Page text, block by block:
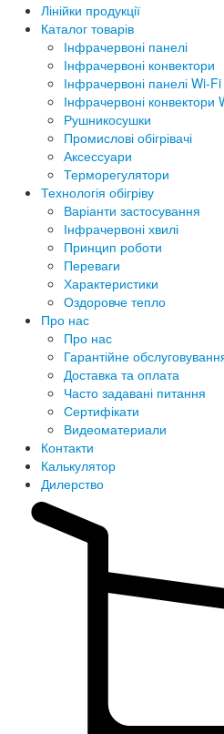
Лінійки продукції
Каталог товарів
Інфрачервоні панелі
Інфрачервоні конвектори
Інфрачервоні панелі Wi-Fi
Інфрачервоні конвектори
Рушникосушки
Промислові обігрівачі
Аксессуари
Терморегулятори
Технологія обігріву
Варіанти застосування
Інфрачервоні хвилі
Принцип роботи
Переваги
Характеристики
Оздоровче тепло
Про нас
Про нас
Гарантійне
Доставка та оплата
Часто задавані питання
Сертифікати
Видеоматериали
Контакти
Калькулятор
Дилерство